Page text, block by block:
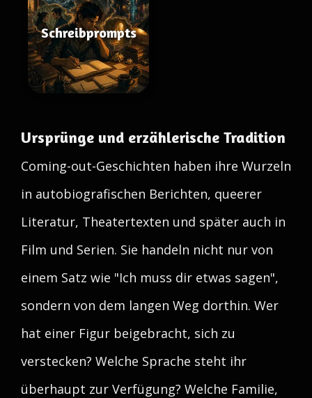
Schreibprompts
Ursprünge und erzählerische Tradition
Coming-out-Geschichten haben ihre Wurzeln
in autobiografischen Berichten, queerer
Literatur, Theatertexten und später auch in
Film und Serien. Sie handeln nicht nur von
einem Satz wie "Ich muss dir etwas sagen",
sondern von dem langen Weg dorthin. Wer
hat einer Figur beigebracht, sich zu
verstecken? Welche Sprache steht ihr
überhaupt zur Verfügung? Welche Familie,